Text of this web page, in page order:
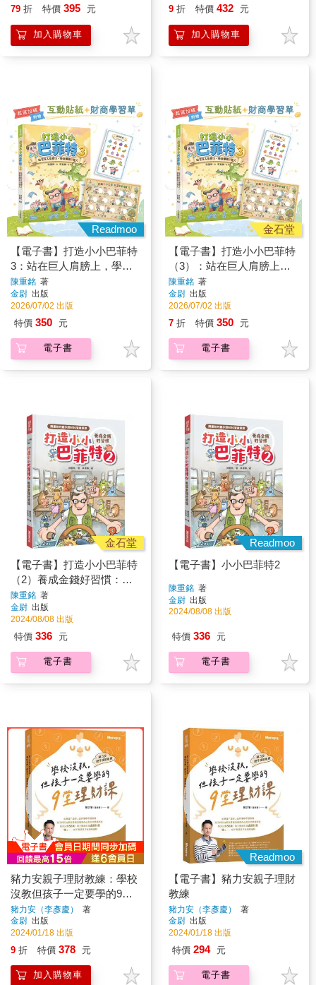
79 折 特價 395 元
加入購物車
9 折 特價 432 元
加入購物車
Readmoo
【電子書】打造小小巴菲特
3：站在巨人肩膀上，學習
賺錢鈔能力
陳重銘 著
金尉 出版
2026/07/02 出版
特價 350 元
電子書
金石堂
【電子書】打造小小巴菲特
（3）：站在巨人肩膀上，
學習賺錢鈔能力
陳重銘 著
金尉 出版
2026/07/02 出版
7 折 特價 350 元
電子書
金石堂
【電子書】打造小小巴菲特
（2）養成金錢好習慣：陳
重銘的親子理財16堂啟蒙課
陳重銘 著
金尉 出版
2024/08/08 出版
特價 336 元
電子書
Readmoo
【電子書】小小巴菲特2
陳重銘 著
金尉 出版
2024/08/08 出版
特價 336 元
電子書
豬力安親子理財教練：學校
沒教但孩子一定要學的9堂
理財課
豬力安（李彥慶）
著
金尉 出版
2024/01/18 出版
9 折 特價 378 元
加入購物車
Readmoo
【電子書】豬力安親子理財
教練
豬力安（李彥慶）
著
金尉 出版
2024/01/18 出版
特價 294 元
電子書